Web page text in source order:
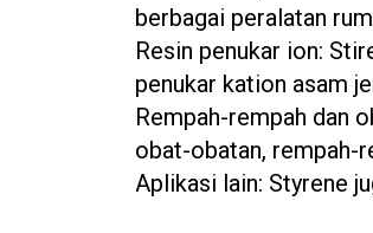
berbagai peralatan
Resin penukar ion:
penukar kation asam
Rempah-rempah dan
obat-obatan, rempah-
Aplikasi lain: Styrene